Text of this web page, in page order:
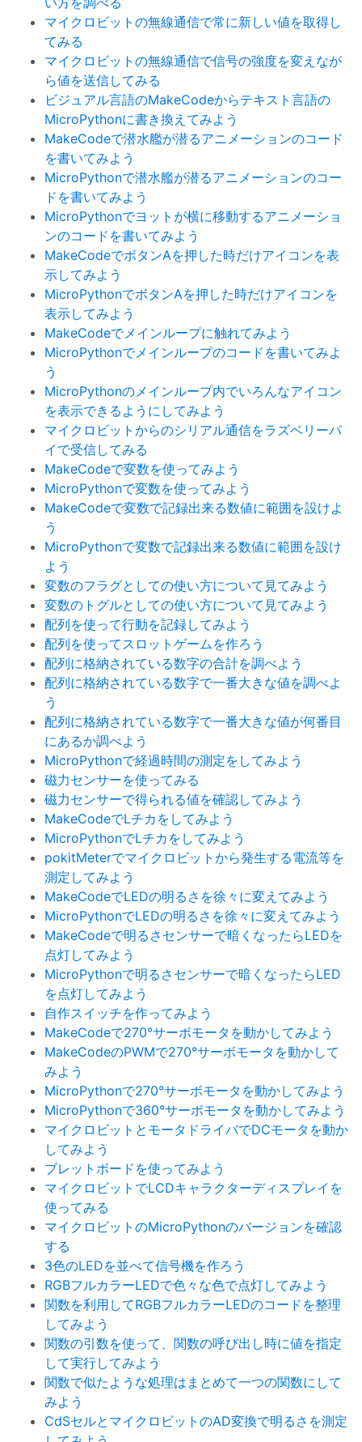
マイクロビットの無線通信で常に新しい値を取得し
てみる
マイクロビットの無線通信で信号の強度を変えなが
ら値を送信してみる
ビジュアル言語のMakeCodeからテキスト言語の
MicroPythonに書き換えてみよう
MakeCodeで潜水艦が潜るアニメーションのコード
を書いてみよう
MicroPythonで潜水艦が潜るアニメーションのコー
ドを書いてみよう
MicroPythonでヨットが横に移動するアニメーショ
ンのコードを書いてみよう
MakeCodeでボタンAを押した時だけアイコンを表
示してみよう
MicroPythonでボタンAを押した時だけアイコンを
表示してみよう
MakeCodeでメインループに触れてみよう
MicroPythonでメインループのコードを書いてみよ
う
MicroPythonのメインループ内でいろんなアイコン
を表示できるようにしてみよう
マイクロビットからのシリアル通信をラズベリーパ
イで受信してみる
MakeCodeで変数を使ってみよう
MicroPythonで変数を使ってみよう
MakeCodeで変数で記録出来る数値に範囲を設けよ
う
MicroPythonで変数で記録出来る数値に範囲を設け
よう
変数のフラグとしての使い方について見てみよう
変数のトグルとしての使い方について見てみよう
配列を使って行動を記録してみよう
配列を使ってスロットゲームを作ろう
配列に格納されている数字の合計を調べよう
配列に格納されている数字で一番大きな値を調べよ
う
配列に格納されている数字で一番大きな値が何番目
にあるか調べよう
MicroPythonで経過時間の測定をしてみよう
磁力センサーを使ってみる
磁力センサーで得られる値を確認してみよう
MakeCodeでLチカをしてみよう
MicroPythonでLチカをしてみよう
pokitMeterでマイクロビットから発生する電流等を
測定してみよう
MakeCodeでLEDの明るさを徐々に変えてみよう
MicroPythonでLEDの明るさを徐々に変えてみよう
MakeCodeで明るさセンサーで暗くなったらLEDを
点灯してみよう
MicroPythonで明るさセンサーで暗くなったらLED
を点灯してみよう
自作スイッチを作ってみよう
MakeCodeで270°サーボモータを動かしてみよう
MakeCodeのPWMで270°サーボモータを動かして
みよう
MicroPythonで270°サーボモータを動かしてみよう
MicroPythonで360°サーボモータを動かしてみよう
マイクロビットとモータドライバでDCモータを動か
してみよう
ブレットボードを使ってみよう
マイクロビットでLCDキャラクターディスプレイを
使ってみる
マイクロビットのMicroPythonのバージョンを確認
する
3色のLEDを並べて信号機を作ろう
RGBフルカラーLEDで色々な色で点灯してみよう
関数を利用してRGBフルカラーLEDのコードを整理
してみよう
関数の引数を使って、関数の呼び出し時に値を指定
して実行してみよう
関数で似たような処理はまとめて一つの関数にして
みよう
CdSセルとマイクロビットのAD変換で明るさを測定